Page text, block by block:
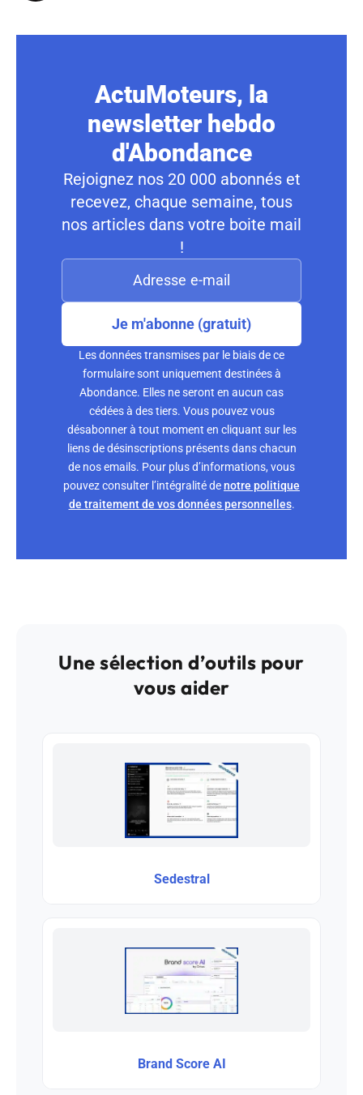
ActuMoteurs, la
newsletter hebdo
d'Abondance
Rejoignez nos 20 000 abonnés et
recevez, chaque semaine, tous
nos articles dans votre boite mail
!
Je m'abonne (gratuit)
Les données transmises par le biais de ce
formulaire sont uniquement destinées à
Abondance. Elles ne seront en aucun cas
cédées à des tiers. Vous pouvez vous
désabonner à tout moment en cliquant sur les
liens de désinscriptions présents dans chacun
de nos emails. Pour plus d’informations, vous
pouvez consulter l’intégralité denotre politique
de traitement de vos données personnelles.
Une sélection d’outils pour
vous aider
Sedestral
Brand Score AI